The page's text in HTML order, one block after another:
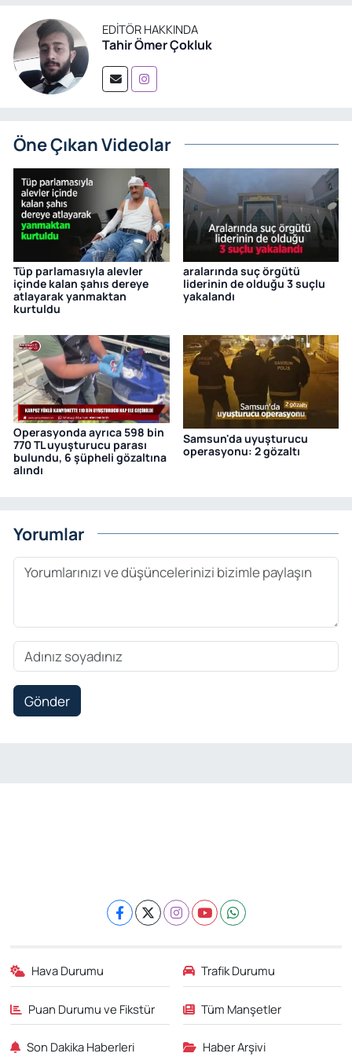
EDITÖR HAKKINDA
Tahir Ömer Çokluk
Öne Çıkan Videolar
Tüp parlamasıyla alevler
içinde kalan şahıs dereye
atlayarak yanmaktan
kurtuldu
aralarında suç örgütü
liderinin de olduğu 3 suçlu
yakalandı
Operasyonda ayrıca 598 bin
770 TL uyuşturucu parası
bulundu, 6 şüpheli gözaltına
alındı
Samsun'da uyuşturucu
operasyonu: 2 gözaltı
Yorumlar
Gönder
Hava Durumu Trafik Durumu
Puan Durumu ve Fikstür Tüm Manşetler
Son Dakika Haberleri Haber Arşivi